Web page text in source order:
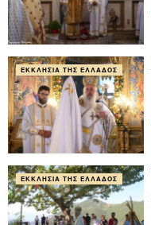
ΕΚΚΛΗΣΊΑ ΤΗΣ ΕΛΛΆΔΟΣ
ΕΚΚΛΗΣΊΑ ΤΗΣ ΕΛΛΆΔΟΣ